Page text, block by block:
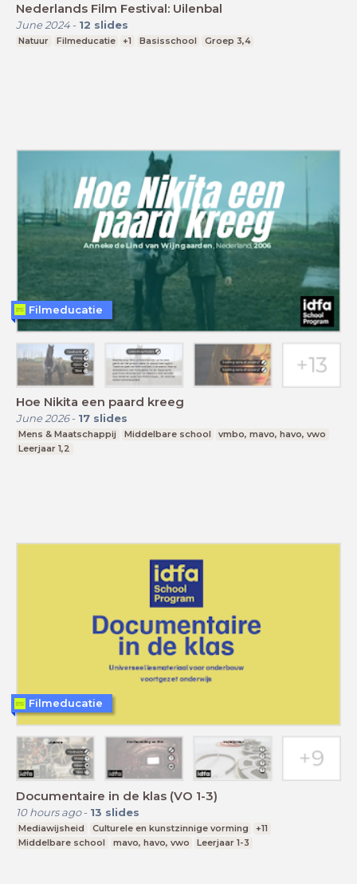
Nederlands Film Festival: Uilenbal
June 2024- 12 slides
Natuur Filmeducatie +1 Basisschool Groep 3,4
Hoe Nikita een paard kreeg
June 2026- 17 slides
Mens & Maatschappij Middelbare school
vmbo, mavo, havo, vwo
Leerjaar 1,2
Filmeducatie
Documentaire in de klas (VO 1-3)
10 hours ago- 13 slides
Mediawijsheid Culturele en kunstzinnige vorming
+11
Middelbare school
mavo, havo, vwo Leerjaar 1-3
Filmeducatie